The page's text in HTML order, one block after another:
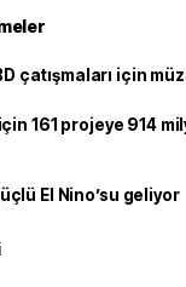
çatışmaları için
161 projeye 914
El Nino’su geliyor